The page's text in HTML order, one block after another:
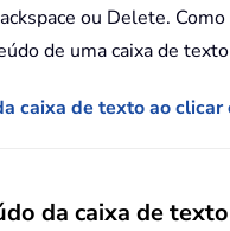
ou Delete.
de uma caixa de
caixa de texto ao
da caixa de